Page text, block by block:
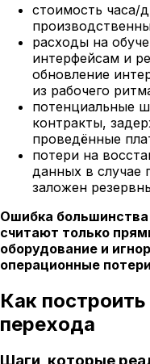
стоимость часа/
расходы на
интерфейсам и
обновление
из рабочего
потенциальные
контракты,
проведённые
потери на
данных в случае
заложен
Ошибка
считают только
оборудование и
операционные
Как
перехода